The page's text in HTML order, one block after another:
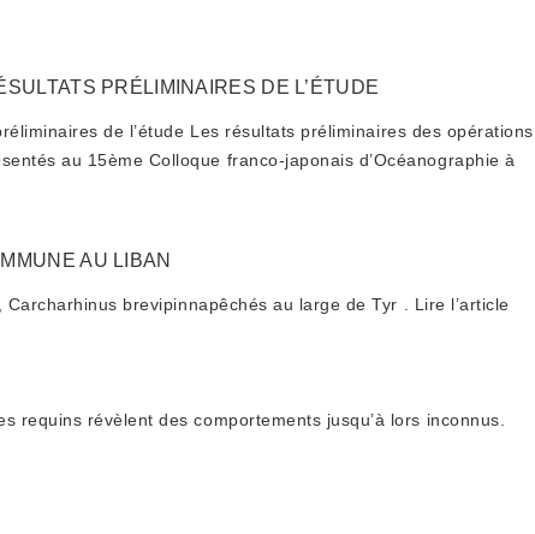
PRÉLIMINAIRES DE L’ÉTUDE
de l’étude Les résultats préliminaires des opérations
au 15ème Colloque franco-japonais d’Océanographie à
AU LIBAN
brevipinnapêchés au large de Tyr . Lire l’article
requins révèlent des comportements jusqu’à lors inconnus.